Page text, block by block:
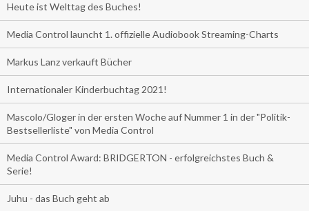
Heute ist Welttag des Buches!
Media Control launcht 1. offizielle Audiobook Streaming-Charts
Markus Lanz verkauft Bücher
Internationaler Kinderbuchtag 2021!
Mascolo/Gloger in der ersten Woche auf Nummer 1 in der "Politik-
Bestsellerliste" von Media Control
Media Control Award: BRIDGERTON - erfolgreichstes Buch &
Serie!
Juhu - das Buch geht ab